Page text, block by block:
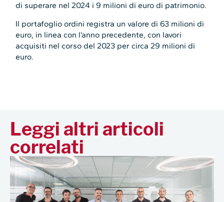
di superare nel 2024 i 9 milioni di euro di patrimonio.
Il portafoglio ordini registra un valore di 63 milioni di
euro, in linea con l’anno precedente, con lavori
acquisiti nel corso del 2023 per circa 29 milioni di
euro.
Leggi altri articoli
correlati